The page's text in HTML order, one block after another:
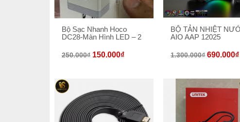
Bộ Sạc Nhanh Hoco
DC28-Màn Hình LED – 2
250.000₫ 150.000₫
BỘ TẢN NHIỆT
AIO AAP 12025
1.300.000₫ 690.000₫